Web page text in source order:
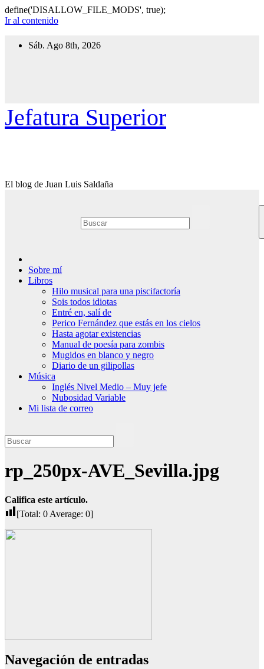
define('DISALLOW_FILE_MODS', true);
Ir al contenido
Sáb. Ago 8th, 2026
Jefatura Superior
El blog de Juan Luis Saldaña
Sobre mí
Libros
Hilo musical para una piscifactoría
Sois todos idiotas
Entré en, salí de
Perico Fernández que estás en los cielos
Hasta agotar existencias
Manual de poesía para zombis
Mugidos en blanco y negro
Diario de un gilipollas
Música
Inglés Nivel Medio – Muy jefe
Nubosidad Variable
Mi lista de correo
rp_250px-AVE_Sevilla.jpg
Califica este artículo.
[Total: 0 Average: 0]
Navegación de entradas